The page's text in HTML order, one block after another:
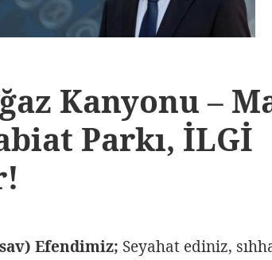
Kanyonu –
Parkı, İLGİ
Efendimiz; Seyahat ediniz,